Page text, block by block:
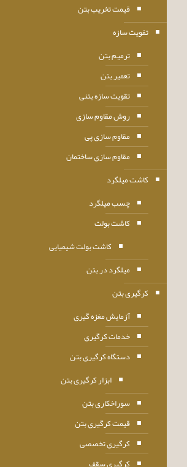
قیمت تخریب بتن
تقویت سازه
ترمیم بتن
تعمیر بتن
تقویت سازه بتنی
روش مقاوم سازی
مقاوم سازی پی
مقاوم سازی ساختمان
کاشت میلگرد
چسب میلگرد
کاشت بولت
کاشت بولت شیمیایی
میلگرد در بتن
کرگیری بتن
آزمایش مغزه گیری
خدمات کرگیری
دستگاه کرگیری بتن
ابزار کرگیری بتن
سوراخکاری بتن
قیمت کرگیری بتن
کرگیری تخصصی
کرگیری سقف